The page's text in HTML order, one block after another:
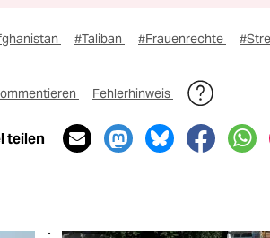
#Taliban #Frauenrechte
Fehlerhinweis
teilen